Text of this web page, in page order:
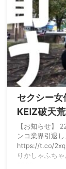
セクシー
KEIZ破天
を挑む模様
【お知らせ】
ンコ業界引退
https://t.co/
りかしゃふちゃ